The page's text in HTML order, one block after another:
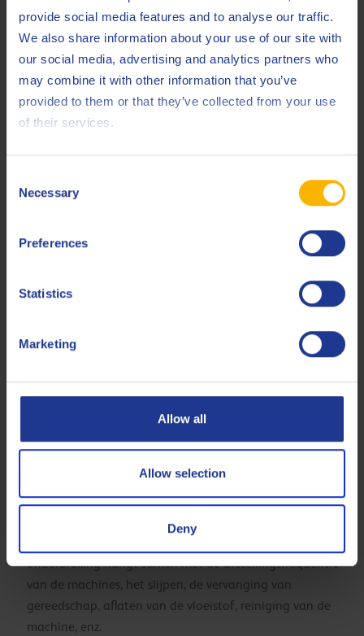
provide social media features and to analyse our traffic.
We also share information about your use of our site with
our social media, advertising and analytics partners who
may combine it with other information that you’ve
provided to them or that they’ve collected from your use
of their services.
Selection
Necessary
Preferences
Statistics
Marketing
Allow all
Allow selection
Deny
inspecties, aanpassingen tijdens onderhoud,
afvoerfrequenties, inclusief datum van reiniging en de
reden, hoeveelheid toegevoegde vloeistof (zowel bij
reiniging als periodiek bijvullen), documentatie van
problemen en algemene commentaar.
Levensduur van gereedschap
en de vervanging van gereedschap. Een goede vloeistof
kan de levensduur van gereedschap verdubbelen of
verdrievoudigen.
vloeistof en is samen met de levensduur van het
van slechte kwaliteit kan veroorzaakt worden door
metaalbewerkingsvloeistof. Een goede vloeistof betekent
kwaliteit en geen vlekken.
metaalbewerkingsvloeistof of een in slechte staat
vertraagt het productietempo of maakt het
stabieler en beter voorspelbaar.
Productie onderbrekingen– deze worden ook beïnvloed
door de metaalbewerkingsvloeistoffen en door
onderbreking hangt samen met de afstellingsfrequentie
van de machines, het slijpen, de vervanging van
gereedschap, aflaten van de vloeistof, reiniging van de
machine, enz.